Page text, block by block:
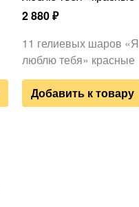
2 880₽
11 гелиевых шаров «Я
люблю тебя» красные
Добавить к товару